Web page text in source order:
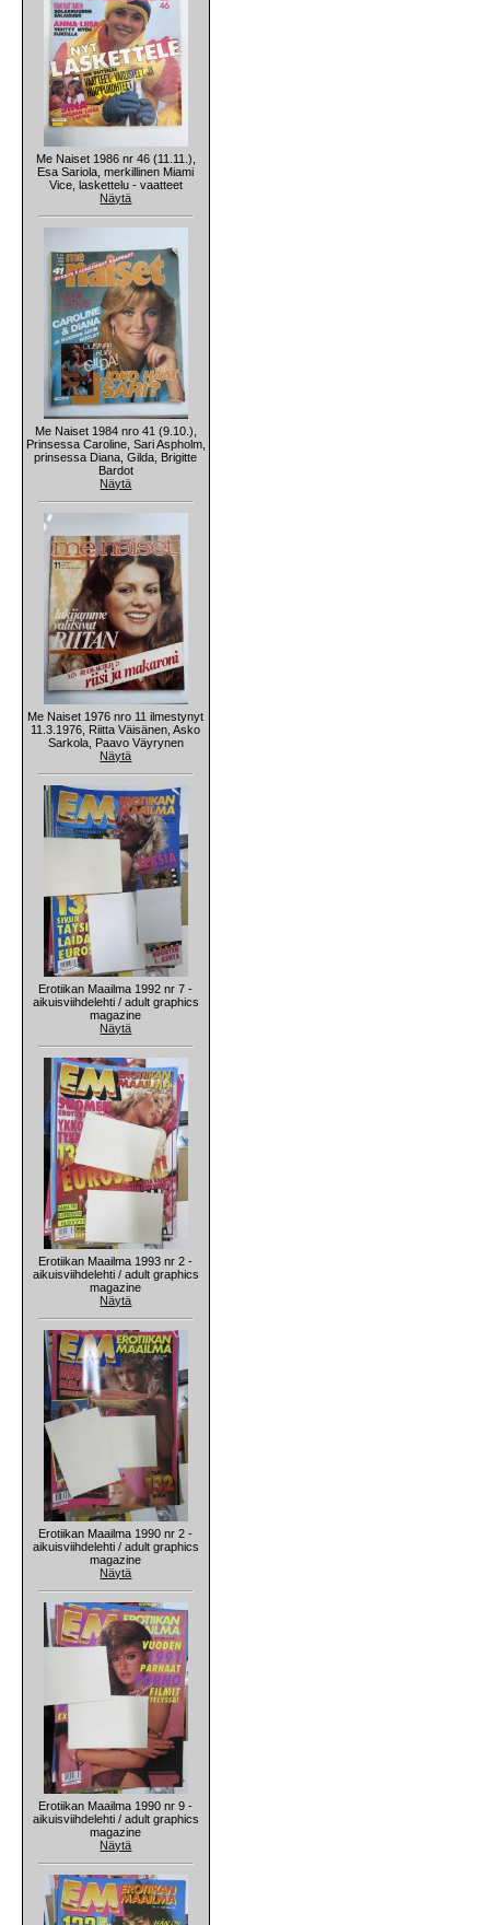
Me Naiset 1986 nr 46 (11.11.),
Esa Sariola, merkillinen Miami
Vice, laskettelu - vaatteet
Näytä
Me Naiset 1984 nro 41 (9.10.),
Prinsessa Caroline, Sari Aspholm,
prinsessa Diana, Gilda, Brigitte
Bardot
Näytä
Me Naiset 1976 nro 11 ilmestynyt
11.3.1976, Riitta Väisänen, Asko
Sarkola, Paavo Väyrynen
Näytä
Erotiikan Maailma 1992 nr 7 -
aikuisviihdelehti / adult graphics
magazine
Näytä
Erotiikan Maailma 1993 nr 2 -
aikuisviihdelehti / adult graphics
magazine
Näytä
Erotiikan Maailma 1990 nr 2 -
aikuisviihdelehti / adult graphics
magazine
Näytä
Erotiikan Maailma 1990 nr 9 -
aikuisviihdelehti / adult graphics
magazine
Näytä